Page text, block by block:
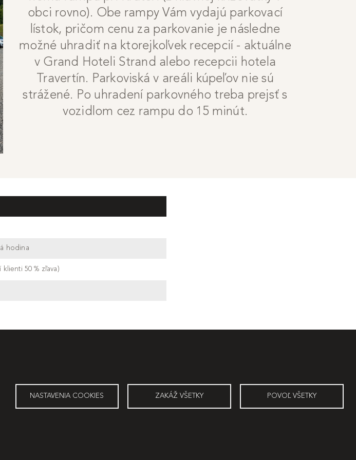
obci rovno). Obe rampy Vám vydajú parkovací
lístok, pričom cenu za parkovanie je následne
možné uhradiť na ktorejkoľvek recepcií - aktuálne
v Grand Hoteli Strand alebo recepcii hotela
Travertín. Parkoviská v areáli kúpeľov nie sú
strážené. Po uhradení parkovného treba prejsť s
vozidlom cez rampu do 15 minút.
hodina
50 % zľava)
NASTAVENIA COOKIES ZAKÁŽ VŠETKY POVOĽ VŠETKY